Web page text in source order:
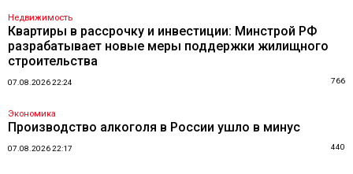
Недвижимость
Квартиры в рассрочку и инвестиции: Минстрой РФ
разрабатывает новые меры поддержки жилищного
строительства
07.08.2026 22:24 766
Экономика
Производство алкоголя в России ушло в минус
07.08.2026 22:17 440